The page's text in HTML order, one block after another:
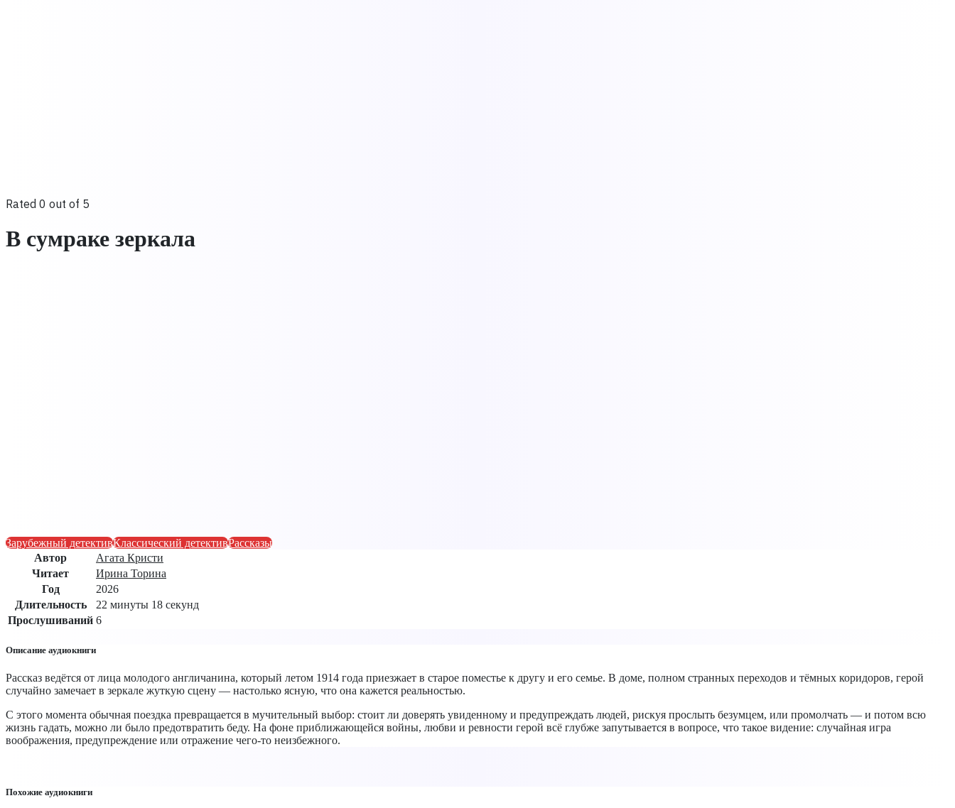
Rated 0 out of 5
В сумраке зеркала
Зарубежный детективКлассический детективРассказы
Автор
Агата Кристи
Читает
Ирина Торина
Год
2026
Длительность
22 минуты 18 секунд
Прослушиваний 6
Описание аудиокниги
Рассказ ведётся от лица молодого англичанина, который летом 1914 года приезжает в старое поместье к другу и его семье. В доме, полном странных переходов и тёмных коридоров, герой
случайно замечает в зеркале жуткую сцену — настолько ясную, что она кажется реальностью.
С этого момента обычная поездка превращается в мучительный выбор: стоит ли доверять увиденному и предупреждать людей, рискуя прослыть безумцем, или промолчать — и потом всю
жизнь гадать, можно ли было предотвратить беду. На фоне приближающейся войны, любви и ревности герой всё глубже запутывается в вопросе, что такое видение: случайная игра
воображения, предупреждение или отражение чего-то неизбежного.
Похожие аудиокниги